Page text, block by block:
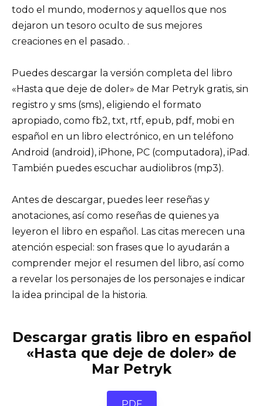
todo el mundo, modernos y aquellos que nos
dejaron un tesoro oculto de sus mejores
creaciones en el pasado. .
Puedes descargar la versión completa del libro
«Hasta que deje de doler» de Mar Petryk gratis, sin
registro y sms (sms), eligiendo el formato
apropiado, como fb2, txt, rtf, epub, pdf, mobi en
español en un libro electrónico, en un teléfono
Android (android), iPhone, PC (computadora), iPad.
También puedes escuchar audiolibros (mp3).
Antes de descargar, puedes leer reseñas y
anotaciones, así como reseñas de quienes ya
leyeron el libro en español. Las citas merecen una
atención especial: son frases que lo ayudarán a
comprender mejor el resumen del libro, así como
a revelar los personajes de los personajes e indicar
la idea principal de la historia.
Descargar gratis libro en español
«Hasta que deje de doler» de
Mar Petryk
PDF